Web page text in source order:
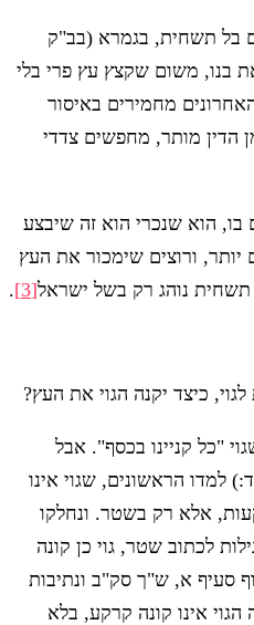
בל תשחית, בגמרא (בב"ק
בנו, משום שקצץ עץ פרי בלי
מחמירים באיסור
הדין מותר, מחפשים צדדי
הוא שנכרי הוא זה שיבצע
יותר, ורוצים שימכור את העץ
נוהג רק בשל ישראל[3]
.
כיצד יקנה הגוי את העץ?
"כל קניינו בכסף". אבל
למדו הראשונים, שגוי אינו
אלא רק בשטר. ונחלקו
לכתוב שטר, גוי כן קונה
סעיף א, ש"ך סק"ב ונתיבות
אינו קונה קרקע, בלא